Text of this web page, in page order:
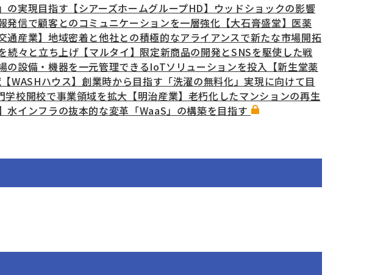
実現目指す【シアーズホームグループHD】ウッドショックの影響
信で顧客とのコミュニケーションを一層強化【大石膏盛堂】医薬
産業】地域密着と他社との積極的なアライアンスで新たな市場開拓
々と立ち上げ【マルタイ】限定新商品の開発とSNSを駆使した戦
設備・機器を一元管理できるIoTソリューションを投入【新生堂薬
WASHハウス】創業時から目指す「洗濯の無料化」実現に向けて目
校開校で事業領域を拡大【明治産業】老朽化したマンションの再生
インフラの抜本的な変革「WaaS」の構築を目指す